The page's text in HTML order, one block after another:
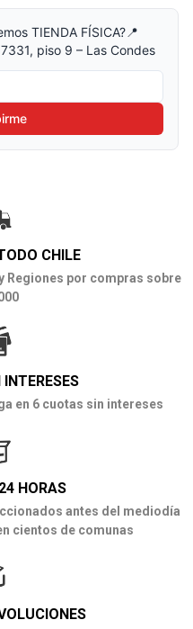
TIENDA FÍSICA?📍
piso 9 – Las Condes
CHILE
Regiones por compras sobre
en 6 cuotas sin intereses
HORAS
antes del mediodía
cientos de comunas